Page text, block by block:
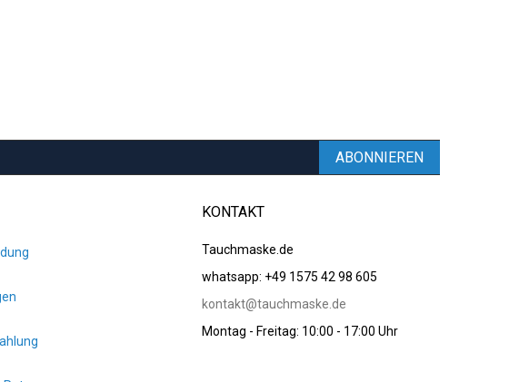
ABONNIEREN
KONTAKT
Tauchmaske.de
whatsapp: +49 1575 42 98 605
kontakt@tauchmaske.de
Montag - Freitag: 10:00 - 17:00 Uhr